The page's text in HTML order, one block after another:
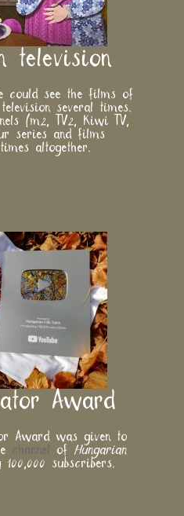
television
could see the films of
several times.
(m2, TV2, Kiwi TV,
series and films
altogether.
Award
Award was given to
channel of Hungarian
100,000 subscribers.